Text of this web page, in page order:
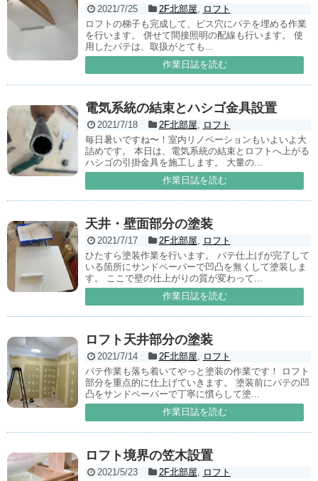
2021/7/25 2F北部屋, ロフト
ロフトの梯子も完成して、ビス穴にパテを埋める作業
を行います。 併せて間接照明の配線も行います。 使
用したパテは、取扱がとても...
作業日誌を読む
電気系統の結束とハシゴ金具設置
2021/7/18 2F北部屋, ロフト
毎日暑いですね〜！室内リノベーションもいよいよ大
詰めです。 本日は、電気系統の結束とロフトへ上がる
ハシゴの引掛金具を施工します。 大量の...
作業日誌を読む
天井・壁面部分の塗装
2021/7/17 2F北部屋, ロフト
ひたすら塗装作業を行います。 パテ仕上げが完了して
いる箇所にサンドペーパーで凹凸を無くして塗装しま
す。 ここで壁の仕上がりの質が変わって...
作業日誌を読む
ロフト天井部分の塗装
2021/7/14 2F北部屋, ロフト
パテ作業も落ち着いてやっと塗装の作業です！ ロフト
部分を重点的に仕上げていきます。 塗装前にパテの凹
凸をサンドペーパーで丁寧に慣らして塗...
作業日誌を読む
ロフト境界の笠木設置
2021/5/23 2F北部屋, ロフト